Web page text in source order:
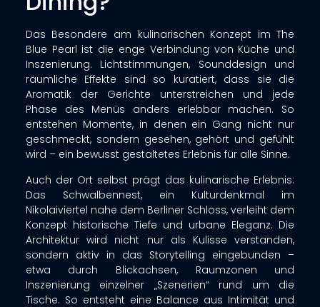
Das Besondere am kulinarischen Konzept im The
Blue Pearl ist die enge Verbindung von Küche und
Inszenierung. Lichtstimmungen, Sounddesign und
räumliche Effekte sind so kuratiert, dass sie die
Aromatik der Gerichte unterstreichen und jede
Phase des Menüs anders erlebbar machen. So
entstehen Momente, in denen ein Gang nicht nur
geschmeckt, sondern gesehen, gehört und gefühlt
wird – ein bewusst gestaltetes Erlebnis für alle Sinne.
Auch der Ort selbst prägt das kulinarische Erlebnis:
Das Schwalbennest, ein Kulturdenkmal im
Nikolaiviertel nahe dem Berliner Schloss, verleiht dem
Konzept historische Tiefe und urbane Eleganz. Die
Architektur wird nicht nur als Kulisse verstanden,
sondern aktiv in das Storytelling eingebunden –
etwa durch Blickachsen, Raumzonen und
Inszenierung einzelner „Szenerien“ rund um die
Tische. So entsteht eine Balance aus Intimität und